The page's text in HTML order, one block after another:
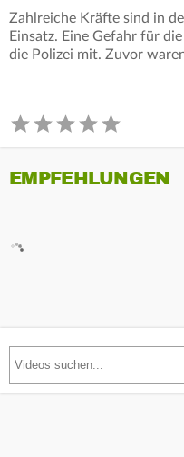
Zahlreiche Kräfte sind in
Einsatz. Eine Gefahr für
die Polizei mit. Zuvor
EMPFEHLUNGEN